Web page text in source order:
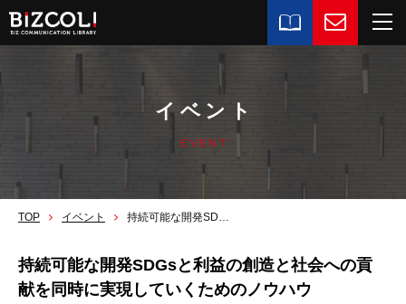
イベント
EVENT
TOP イベント 持続可能な開発SDGsと利益の創造と社会への貢献を同時に実現していくためのノウハウ
持続可能な開発SDGsと利益の創造と社会への貢
献を同時に実現していくためのノウハウ